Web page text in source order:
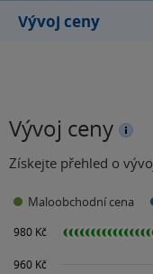
Vývoj ceny
Vývoj ceny
Získejte přehled o
Maloobchodní cena